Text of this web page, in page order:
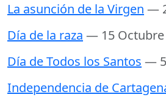
La asunción de la Virgen —
Día de la raza — 15 Octubre
Día de Todos los Santos —
Independencia de